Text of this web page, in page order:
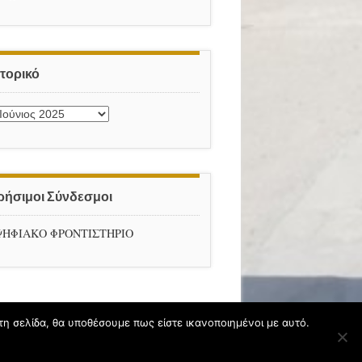
Σύνδεσμοι
ΦΡΟΝΤΙΣΤΗΡΙΟ
σελίδα, θα υποθέσουμε πως είστε ικανοποιημένοι με αυτό.